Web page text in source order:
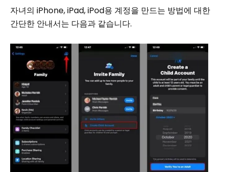
자녀의 iPhone, iPad, iPod용 계정을 만드는 방법에 대한
간단한 안내서는 다음과 같습니다.